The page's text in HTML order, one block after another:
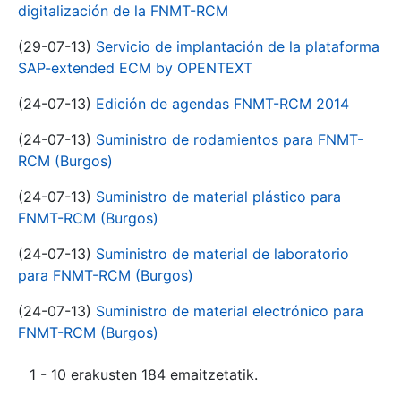
digitalización de la FNMT-RCM
(29-07-13) Servicio de implantación de la plataforma
SAP-extended ECM by OPENTEXT
(24-07-13) Edición de agendas FNMT-RCM 2014
(24-07-13) Suministro de rodamientos para FNMT-
RCM (Burgos)
(24-07-13) Suministro de material plástico para
FNMT-RCM (Burgos)
(24-07-13) Suministro de material de laboratorio
para FNMT-RCM (Burgos)
(24-07-13) Suministro de material electrónico para
FNMT-RCM (Burgos)
1 - 10 erakusten 184 emaitzetatik.